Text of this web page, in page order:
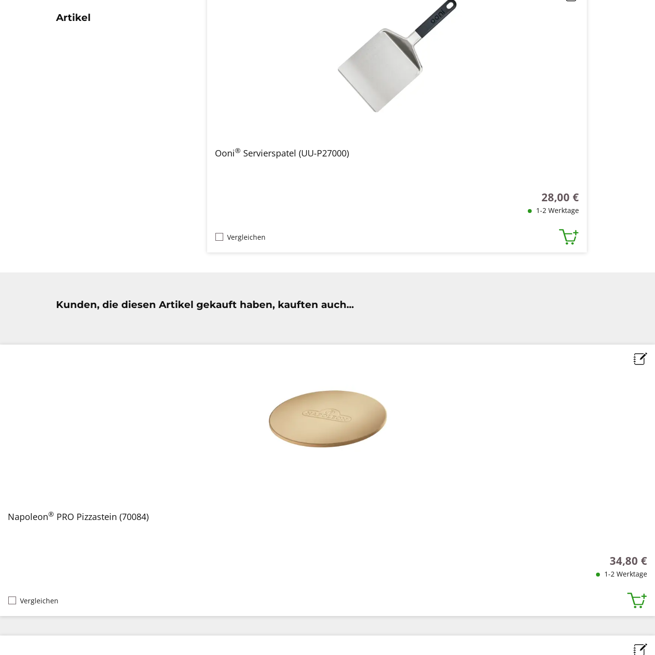
Artikel
Ooni® Servierspatel (UU-P27000)
Regulärer Preis:
28,00 €
1-2 Werktage
Vergleichen
Kunden, die diesen Artikel gekauft haben, kauften auch...
Napoleon® PRO Pizzastein (70084)
Regulärer
34,80 €
1-2 Werktage
Vergleichen